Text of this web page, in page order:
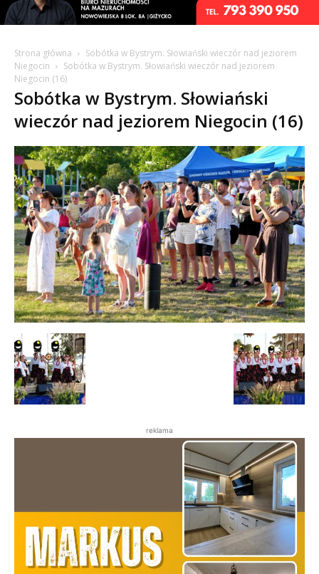
Strona główna
Sobótka w Bystrym. Słowiański wieczór nad jeziorem
Niegocin
Sobótka w Bystrym. Słowiański wieczór nad jeziorem
Niegocin (16)
Sobótka w Bystrym. Słowiański
wieczór nad jeziorem Niegocin (16)
reklama